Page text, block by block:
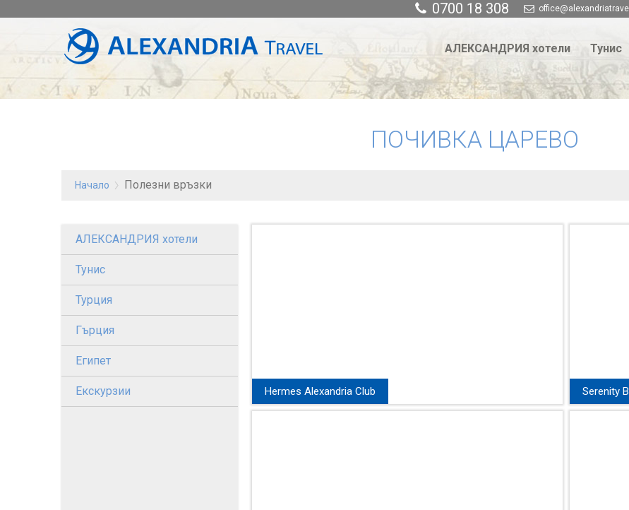
0700 18 308
АЛЕКСАНДРИЯ хотели Тунис
ПОЧИВКА ЦАРЕВО
Начало Полезни връзки
АЛЕКСАНДРИЯ хотели
Тунис
Турция
Гърция
Египет
Екскурзии Hermes Alexandria Club
Отличен избор за Вашата
Serenity
Серенити